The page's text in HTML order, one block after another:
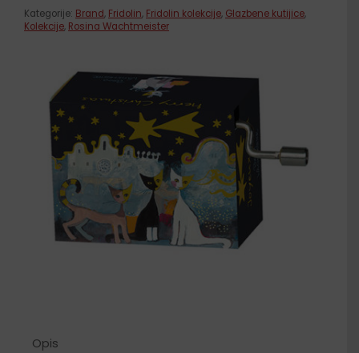
Kategorije: Brand, Fridolin, Fridolin kolekcije, Glazbene kutijice,
Kolekcije, Rosina Wachtmeister
Opis